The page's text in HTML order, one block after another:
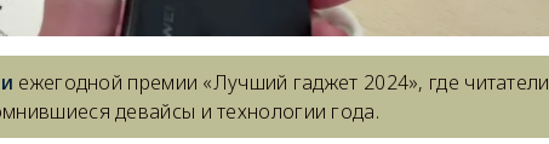
ежегодной премии «Лучший гаджет 2024», где читатели
девайсы и технологии года.